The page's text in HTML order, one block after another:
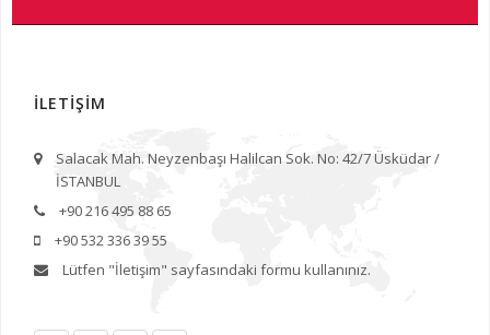
İLETİŞİM
Salacak Mah. Neyzenbaşı Halilcan Sok. No: 42/7 Üsküdar /
İSTANBUL
+90 216 495 88 65
+90 532 336 39 55
Lütfen "İletişim" sayfasındaki formu kullanınız.